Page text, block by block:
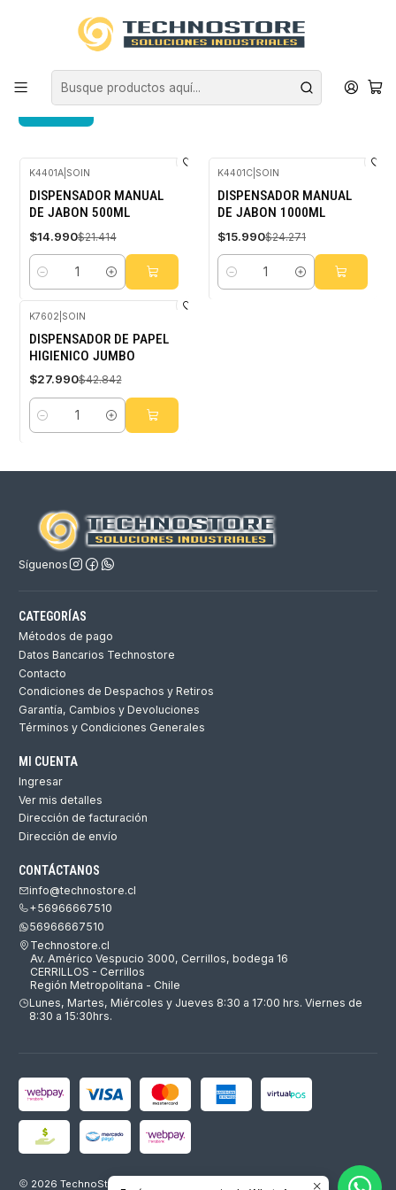
Inicio
DISPENSADORES
-30%
OFF
K4401A| SOIN
DISPENSADOR MANUAL
DE JABON 500ML
$14.990$21.414
Cantidad
-34%
OFF
K4401C SOIN
DISPENSADOR MANUAL
DE JABON 1000ML
$15.990$24.271
Cantidad
-35%
OFF
K7602 SOIN
DISPENSADOR DE PAPEL
HIGIENICO JUMBO
$27.990$42.842
Cantidad
Síguenos
CATEGORÍAS
Métodos de pago
Datos Bancarios Technostore
Contacto
Condiciones de Despachos y Retiros
Garantía, Cambios y Devoluciones
Términos y Condiciones Generales
MI CUENTA
Ingresar
Ver mis detalles
Dirección de facturación
Dirección de envío
CONTÁCTANOS
info@technostore.cl
+56966667510
56966667510
Technostore.cl
Av. Américo Vespucio 3000, Cerrillos, bodega 16
CERRILLOS - Cerrillos
Región Metropolitana - Chile
Lunes, Martes, Miércoles y Jueves 8:30 a 17:00 hrs. Viernes de
8:30 a 15:30hrs.
2026 TechnoStore - Envíos Gratis en Santiago.